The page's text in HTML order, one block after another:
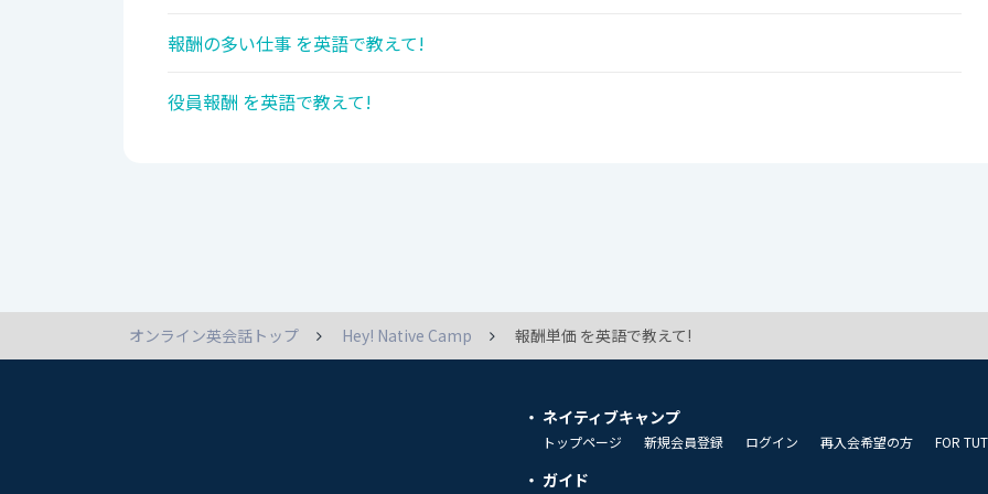
報酬の多い仕事 を英語で教えて!
役員報酬 を英語で教えて!
オンライン英会話トップ Hey! Native Camp 報酬単価 を英語で教えて!
ネイティブキャンプ
トップページ 新規会員登録 ログイン 再入会希望の方 FOR
ガイド